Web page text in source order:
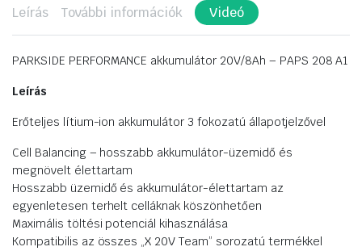
Leírás További információk Videó
PARKSIDE PERFORMANCE akkumulátor 20V/8Ah – PAPS 208 A1
Leírás
Erőteljes lítium-ion akkumulátor 3 fokozatú állapotjelzővel
Cell Balancing – hosszabb akkumulátor-üzemidő és
megnövelt élettartam
Hosszabb üzemidő és akkumulátor-élettartam az
egyenletesen terhelt celláknak köszönhetően
Maximális töltési potenciál kihasználása
Kompatibilis az összes „X 20V Team” sorozatú termékkel